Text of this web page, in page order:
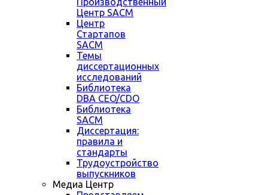
Центр SACM
Центр
Стартапов
SACM
Темы
диссертационных
исследований
Библиотека
DBA CEO/CDO
Библиотека
SACM
Диссертация:
правила и
стандарты
Трудоустройство
выпускников
Медиа Центр